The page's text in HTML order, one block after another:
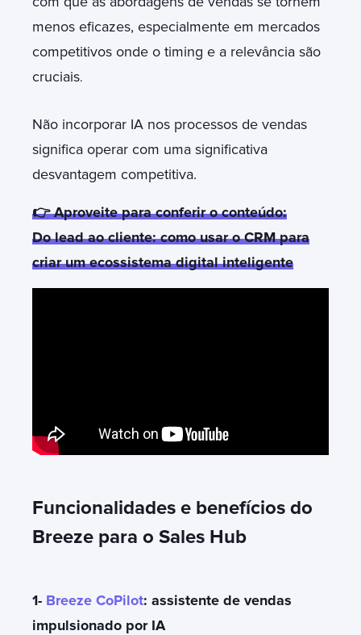
menos eficazes, especialmente em mercados
competitivos onde o timing e a relevância são
cruciais.
Não incorporar IA nos processos de vendas
significa operar com uma significativa
desvantagem competitiva.
👉 Aproveite para conferir o conteúdo:
Do lead ao cliente: como usar o CRM para
criar um ecossistema digital inteligente
Funcionalidades e benefícios do
Breeze para o Sales Hub
1- Breeze CoPilot: assistente de vendas
impulsionado por IA